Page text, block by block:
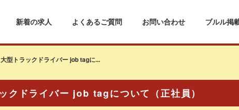
新着の求人 よくあるご質問 お問い合わせ ブルル掲
大型トラックドライバー job tagに...
クドライバー job tagについて（正社員）